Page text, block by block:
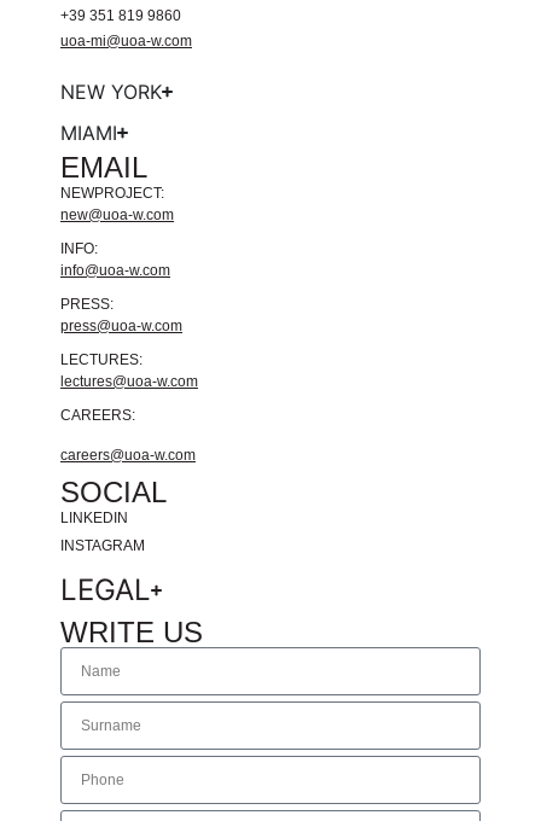
+39 351 819 9860
uoa-mi@uoa-w.com
NEW YORK
MIAMI
EMAIL
NEWPROJECT:
new@uoa-w.com
INFO:
info@uoa-w.com
PRESS:
press@uoa-w.com
LECTURES:
lectures@uoa-w.com
CAREERS:
careers@uoa-w.com
SOCIAL
LINKEDIN
INSTAGRAM
LEGAL
WRITE US